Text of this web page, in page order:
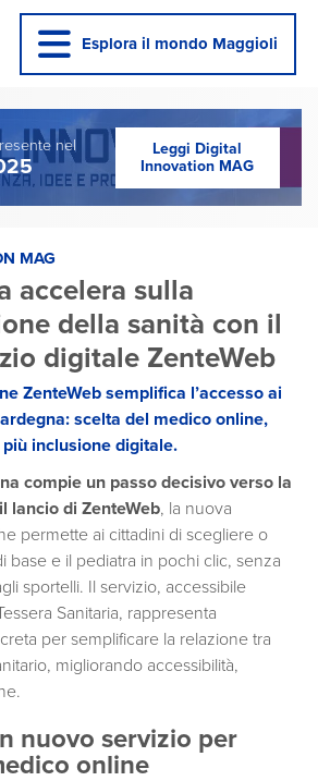
Esplora il mondo Maggioli
nel
Leggi Digital
Innovation MAG
MAG
accelera sulla
della sanità con il
digitale ZenteWeb
ZenteWeb semplifica l’accesso ai
scelta del medico online,
inclusione digitale.
compie un passo decisivo verso la
lancio di ZenteWeb, la nuova
permette ai cittadini di scegliere o
base e il pediatra in pochi clic, senza
sportelli. Il servizio, accessibile
Sanitaria, rappresenta
per semplificare la relazione tra
migliorando accessibilità,
nuovo servizio per
online